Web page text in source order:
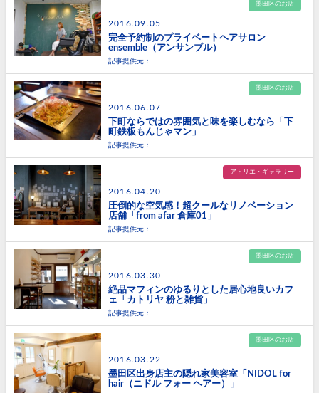
墨田区のお店
2016.09.05
完全予約制のプライベートヘアサロン
ensemble（アンサンブル）
記事提供元：
墨田区のお店
2016.06.07
下町ならではの雰囲気と味を楽しむなら「下
町鉄板もんじゃマン」
記事提供元：
アトリエ・ギャラリー
2016.04.20
圧倒的な空気感！超クールなリノベーション
店舗「from afar 倉庫01」
記事提供元：
墨田区のお店
2016.03.30
絶品マフィンのゆるりとした居心地良いカフ
ェ「カトリヤ 粉と雑貨」
記事提供元：
墨田区のお店
2016.03.22
墨田区出身店主の隠れ家美容室「NIDOL for
hair（ニドル フォー ヘアー）」